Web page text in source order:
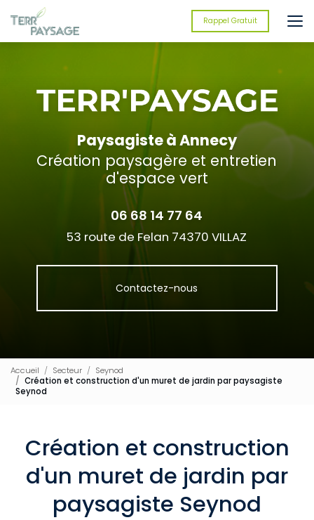
au
contenu
principal
Rappel Gratuit
Paysagiste à Annecy
Création paysagère et entretien
d'espace vert
06 68 14 77 64
53 route de Felan 74370 VILLAZ
Contactez-nous
Accueil Secteur
Seynod
Création et construction d'un muret de jardin par paysagiste
Seynod
Création et construction
d'un muret de jardin par
paysagiste Seynod